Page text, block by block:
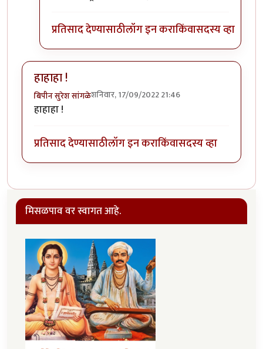
प्रतिसाद देण्यासाठीलॉग इन कराकिंवासदस्य व्हा
हाहाहा !
बिपीन सुरेश सांगळेशनिवार, 17/09/2022 21:46
हाहाहा !
प्रतिसाद देण्यासाठीलॉग इन कराकिंवासदस्य व्हा
मिसळपाव वर स्वागत आहे.